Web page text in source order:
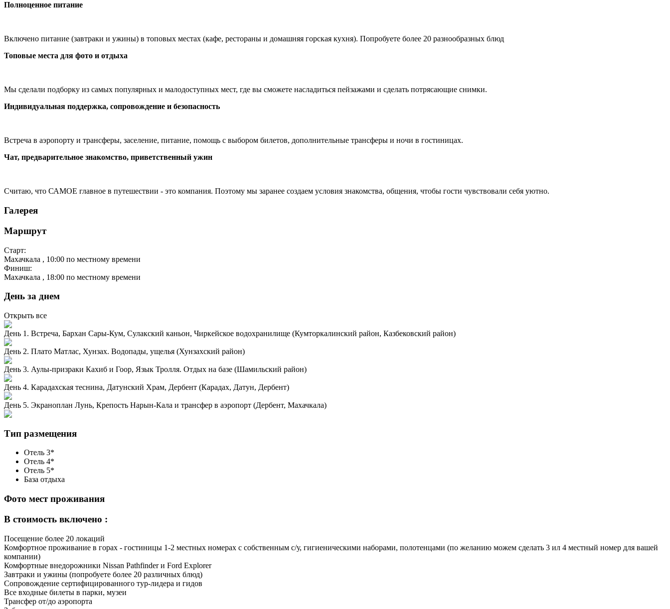
Полноценное питание
Включено питание (завтраки и ужины) в топовых местах (кафе, рестораны и домашняя горская кухня). Попробуете более 20 разнообразных блюд
Топовые места для фото и отдыха
Мы сделали подборку из самых популярных и малодоступных мест, где вы сможете насладиться пейзажами и сделать потрясающие снимки.
Индивидуальная поддержка, сопровождение и безопасность
Встреча в аэропорту и трансферы, заселение, питание, помощь с выбором билетов, дополнительные трансферы и ночи в гостиницах.
Чат, предварительное знакомство, приветственный ужин
Считаю, что САМОЕ главное в путешествии - это компания. Поэтому мы заранее создаем условия знакомства, общения, чтобы гости чувствовали себя уютно.
Галерея
Маршрут
Старт:
Махачкала , 10:00 по местному времени
Финиш:
Махачкала , 18:00 по местному времени
День за днем
Открыть все
День 1. Встреча, Бархан Сары-Кум, Сулакский каньон, Чиркейское водохранилище (Кумторкалинский район, Казбековский район)
День 2. Плато Матлас, Хунзах. Водопады, ущелья (Хунзахский район)
День 3. Аулы-призраки Кахиб и Гоор, Язык Тролля. Отдых на базе (Шамильский район)
День 4. Карадахская теснина, Датунский Храм, Дербент (Карадах, Датун, Дербент)
День 5. Экраноплан Лунь, Крепость Нарын-Кала и трансфер в аэропорт (Дербент, Махачкала)
Тип размещения
Отель 3*
Отель 4*
Отель 5*
База отдыха
Фото мест проживания
В стоимость включено :
Посещение более 20 локаций
Комфортное проживание в горах - гостиницы 1-2 местных номерах с собственным с/у, гигиеническими наборами, полотенцами (по желанию можем сделать 3 ил 4 местный номер для вашей
компании)
Комфортные внедорожники Nissan Pathfinder и Ford Explorer
Завтраки и ужины (попробуете более 20 различных блюд)
Сопровождение сертифицированного тур-лидера и гидов
Все входные билеты в парки, музеи
Трансфер от/до аэропорта